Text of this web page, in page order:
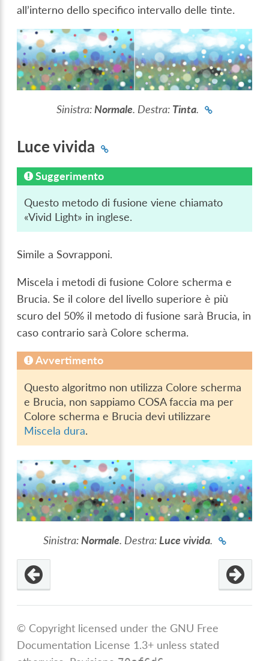
all’interno dello specifico intervallo delle tinte.
Sinistra: Normale. Destra: Tinta.
Luce vivida
Suggerimento
Questo metodo di fusione viene chiamato
«Vivid Light» in inglese.
Simile a Sovrapponi.
Miscela i metodi di fusione Colore scherma e
Brucia. Se il colore del livello superiore è più
scuro del 50% il metodo di fusione sarà Brucia, in
caso contrario sarà Colore scherma.
Avvertimento
Questo algoritmo non utilizza Colore scherma
e Brucia, non sappiamo COSA faccia ma per
Colore scherma e Brucia devi utilizzare
Miscela dura.
Sinistra: Normale. Destra: Luce vivida.
© Copyright licensed under the GNU Free
Documentation License 1.3+ unless stated